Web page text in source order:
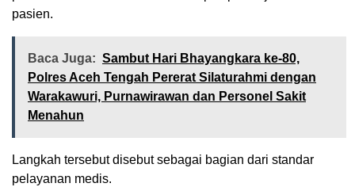
pasien.
Baca Juga: Sambut Hari Bhayangkara ke-80,
Polres Aceh Tengah Pererat Silaturahmi dengan
Warakawuri, Purnawirawan dan Personel Sakit
Menahun
Langkah tersebut disebut sebagai bagian dari standar
pelayanan medis.